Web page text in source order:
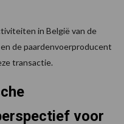
in België van de
de paardenvoerproducent
transactie.
voor